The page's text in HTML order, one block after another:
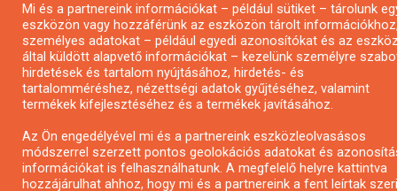
Mi és a partnereink információkat – például sütiket – tárolunk
eszközön vagy hozzáférünk az eszközön tárolt
személyes adatokat – például egyedi azonosítókat és az
által küldött alapvető információkat – kezelünk személyre
hirdetések és tartalom nyújtásához, hirdetés- és
tartalomméréshez, nézettségi adatok gyűjtéséhez, valamint
termékek kifejlesztéséhez és a termékek javításához.
Az Ön engedélyével mi és a partnereink eszközleolvasásos
módszerrel szerzett pontos geolokációs adatokat és
információkat is felhasználhatunk. A megfelelő helyre kattintva
hozzájárulhat ahhoz, hogy mi és a partnereink a fent leírtak